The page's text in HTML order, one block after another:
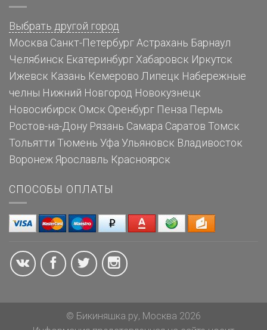
Выбрать другой город
Москва Санкт-Петербург Астрахань Барнаул
Челябинск Екатеринбург Хабаровск Иркутск
Ижевск Казань Кемерово Липецк Набережные
челны Нижний Новгород Новокузнецк
Новосибирск Омск Оренбург Пенза Пермь
Ростов-на-Дону Рязань Самара Саратов Томск
Тольятти Тюмень Уфа Ульяновск Владивосток
Воронеж Ярославль Красноярск
СПОСОБЫ ОПЛАТЫ
© Бикиняшка.ру, Москва 2026